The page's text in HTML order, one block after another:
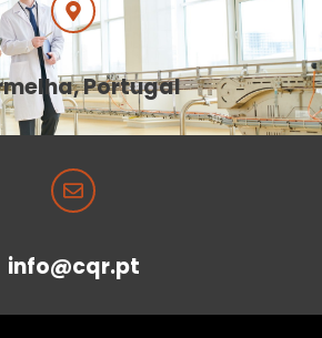
Portugal
info@cqr.pt